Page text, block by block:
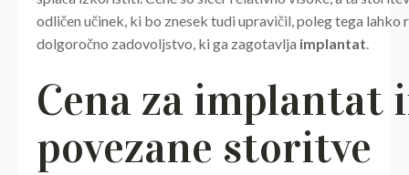
odličen učinek, ki bo znesek tudi upravičil, poleg tega lahko
dolgoročno zadovoljstvo, ki ga zagotavlja implantat.
Cena za implantat
povezane storitve